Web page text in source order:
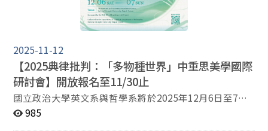
2025-11-12
【2025典律批判：「多物種世界」中重思美學國際
研討會】開放報名至11/30止
國立政治大學英文系與哲學系將於2025年12月6日至7日
假國立政治大學研究暨創新育成總中心舉辦「典律批判：
985